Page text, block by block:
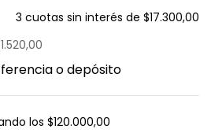
3 cuotas sin interés de $17.300,00
o depósito
los $120.000,00